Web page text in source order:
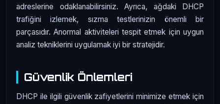
adreslerine odaklanabilirsiniz. Ayrıca, ağdaki DHCP
trafiğini izlemek, sızma testlerinizin önemli bir
parçasıdır. Anormal aktiviteleri tespit etmek için uygun
analiz tekniklerini uygulamak iyi bir stratejidir.
Güvenlik Önlemleri
DHCP ile ilgili güvenlik zafiyetlerini minimize etmek için